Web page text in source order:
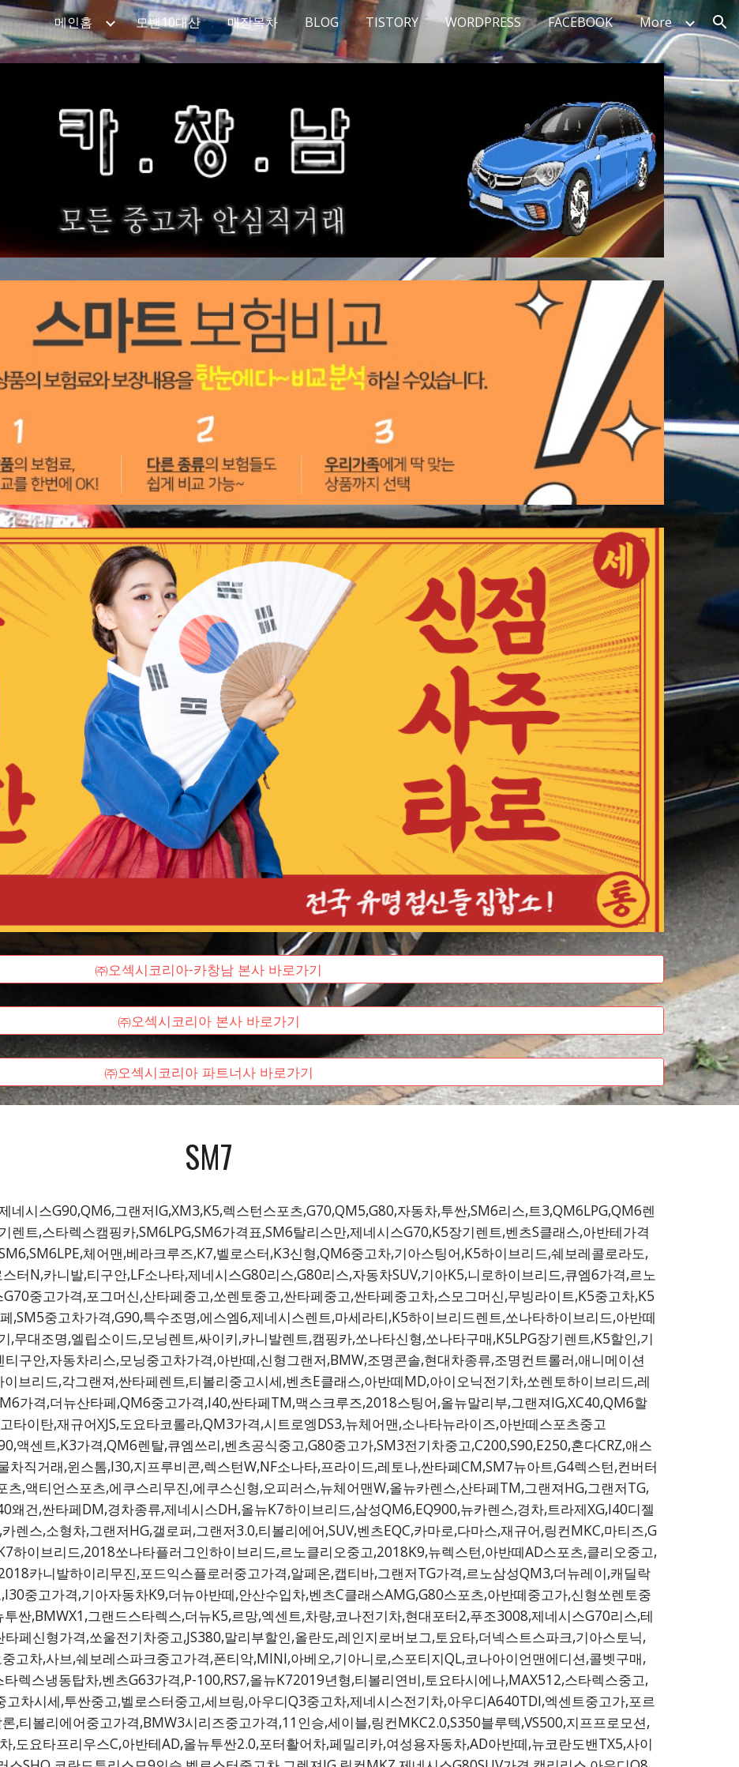
Skip to main content Skip to navigation
메인홈 모밴10대산 매장목차 BLOG TISTORY WORDPRESS FACEBOOK More
㈜오섹시코리아-카창남 본사 바로가기
㈜오섹시코리아 본사 바로가기
㈜오섹시코리아 파트너사 바로가기
SM7
네시스G90,QM6,그랜저IG,XM3,K5,렉스턴스포츠,G70,QM5,G80,자동차,투싼,SM6리스,트3,QM6LPG,QM6렌
트,스타렉스캠핑카,SM6LPG,SM6가격표,SM6탈리스만,제네시스G70,K5장기렌트,벤츠S클래스,아반테가격
체어맨,베라크루즈,K7,벨로스터,K3신형,QM6중고차,기아스팅어,K5하이브리드,쉐보레콜로라도,
터N,카니발,티구안,LF소나타,제네시스G80리스,G80리스,자동차SUV,기아K5,니로하이브리드,큐엠6가격,르노
중고가격,포그머신,산타페중고,쏘렌토중고,싼타페중고,싼타페중고차,스모그머신,무빙라이트,K5중고차,K5
,SM5중고차가격,G90,특수조명,에스엠6,제네시스렌트,마세라티,K5하이브리드렌트,쏘나타하이브리드,아반떼
,무대조명,엘립소이드,모닝렌트,싸이키,카니발렌트,캠핑카,쏘나타신형,쏘나타구매,K5LPG장기렌트,K5할인,기
구안,자동차리스,모닝중고차가격,아반떼,신형그랜저,BMW,조명콘솔,현대차종류,조명컨트롤러,애니메이션
브리드,각그랜져,싼타페렌트,티볼리중고시세,벤츠E클래스,아반떼MD,아이오닉전기차,쏘렌토하이브리드,레
가격,더뉴산타페,QM6중고가격,I40,싼타페TM,맥스크루즈,2018스팅어,올뉴말리부,그랜져IG,XC40,QM6할
타이탄,재규어XJS,도요타코롤라,QM3가격,시트로엥DS3,뉴체어맨,소나타뉴라이즈,아반떼스포츠중고
액센트,K3가격,QM6렌탈,큐엠쓰리,벤츠공식중고,G80중고가,SM3전기차중고,C200,S90,E250,혼다CRZ,애스
차직거래,윈스톰,I30,지프루비콘,렉스턴W,NF소나타,프라이드,레토나,싼타페CM,SM7뉴아트,G4렉스턴,컨버터
,액티언스포츠,에쿠스리무진,에쿠스신형,오피러스,뉴체어맨W,올뉴카렌스,산타페TM,그랜져HG,그랜저TG,
왜건,싼타페DM,경차종류,제네시스DH,올뉴K7하이브리드,삼성QM6,EQ900,뉴카렌스,경차,트라제XG,I40디젤
렌스,소형차,그랜저HG,갤로퍼,그랜저3.0,티볼리에어,SUV,벤츠EQC,카마로,다마스,재규어,링컨MKC,마티즈,G
하이브리드,2018쏘나타플러그인하이브리드,르노클리오중고,2018K9,뉴렉스턴,아반떼AD스포츠,클리오중고,
카니발하이리무진,포드익스플로러중고가격,알페온,캡티바,그랜저TG가격,르노삼성QM3,더뉴레이,캐딜락
중고가격,기아자동차K9,더뉴아반떼,안산수입차,벤츠C클래스AMG,G80스포츠,아반떼중고가,신형쏘렌토중
싼,BMWX1,그랜드스타렉스,더뉴K5,르망,엑센트,차량,코나전기차,현대포터2,푸조3008,제네시스G70리스,테
페신형가격,쏘울전기차중고,JS380,말리부할인,올란도,레인지로버보그,토요타,더넥스트스파크,기아스토닉,
고차,사브,쉐보레스파크중고가격,폰티악,MINI,아베오,기아니로,스포티지QL,코나아이언맨에디션,콜벳구매,
렉스냉동탑차,벤츠G63가격,P-100,RS7,올뉴K72019년형,티볼리연비,토요타시에나,MAX512,스타렉스중고,
차시세,투싼중고,벨로스터중고,세브링,아우디Q3중고차,제네시스전기차,아우디A640TDI,엑센트중고가,포르
,티볼리에어중고가격,BMW3시리즈중고가격,11인승,세이블,링컨MKC2.0,S350블루텍,VS500,지프프로모션,
,도요타프리우스C,아반테AD,올뉴투싼2.0,포터활어차,페밀리카,여성용자동차,AD아반떼,뉴코란도밴TX5,사이